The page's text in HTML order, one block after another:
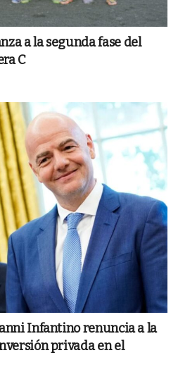
a la segunda fase del
C
Infantino renuncia a la
privada en el